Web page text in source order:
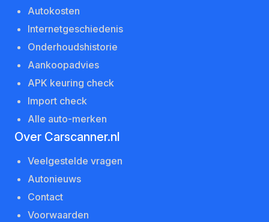
Autokosten
Internetgeschiedenis
Onderhoudshistorie
Aankoopadvies
APK keuring check
Import check
Alle auto-merken
Over Carscanner.nl
Veelgestelde vragen
Autonieuws
Contact
Voorwaarden